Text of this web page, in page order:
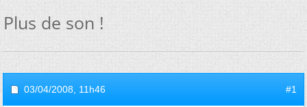
Plus de son !
03/04/2008, 11h46 #1